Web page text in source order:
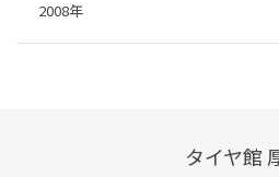
2008年
タイヤ館